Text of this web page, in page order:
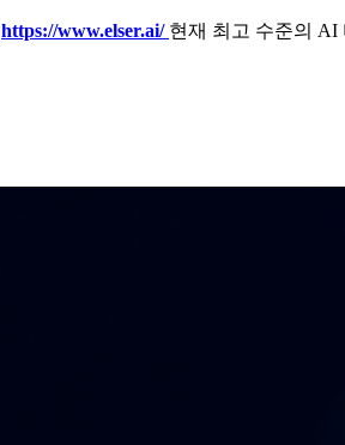
https://www.elser.ai/ 현재 최고 수준의 AI